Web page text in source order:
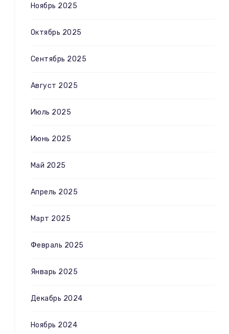
Ноябрь 2025
Октябрь 2025
Сентябрь 2025
Август 2025
Июль 2025
Июнь 2025
Май 2025
Апрель 2025
Март 2025
Февраль 2025
Январь 2025
Декабрь 2024
Ноябрь 2024